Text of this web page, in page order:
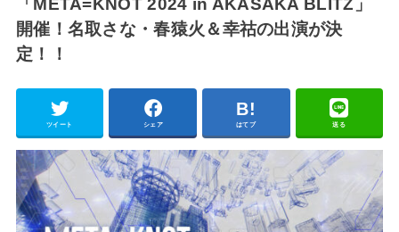
「META=KNOT 2024 in AKASAKA BLITZ」
開催！名取さな・春猿火＆幸祜の出演が決
定！！
ツイート シェア はてブ 送る